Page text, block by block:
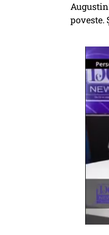
poveste.